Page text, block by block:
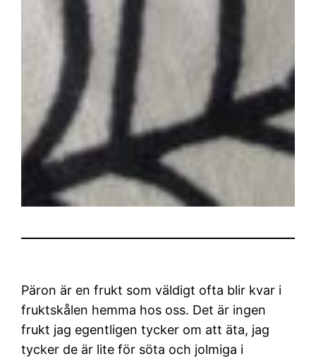
Päron är en frukt som väldigt ofta blir kvar i
fruktskålen hemma hos oss. Det är ingen
frukt jag egentligen tycker om att äta, jag
tycker de är lite för söta och jolmiga i